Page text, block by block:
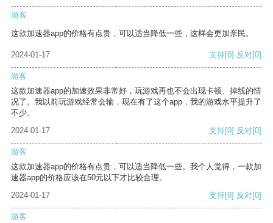
游客
这款加速器app的价格有点贵，可以适当降低一些，这样会更加亲民。
2024-01-17 支持[0] 反对[0]
游客
这款加速器app的加速效果非常好，玩游戏再也不会出现卡顿、掉线的情
况了。我以前玩游戏经常会输，现在有了这个app，我的游戏水平提升了
不少。
2024-01-17
支持[0] 反对[0]
游客
这款加速器app的价格有点贵，可以适当降低一些。我个人觉得，一款加
速器app的价格应该在50元以下才比较合理。
2024-01-17
支持[0] 反对[0]
游客